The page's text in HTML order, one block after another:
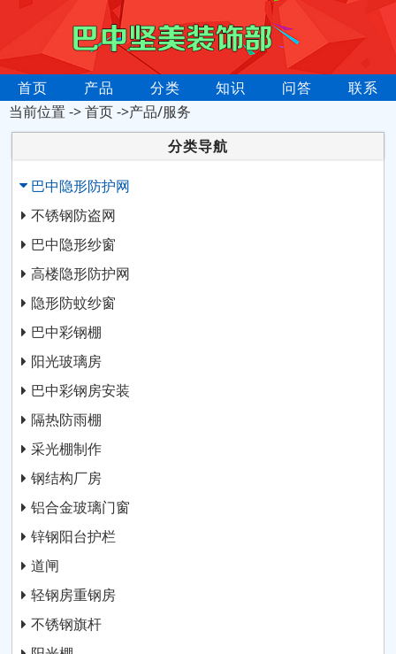
首页 产品 分类 知识 问答
联系
当前位置 ->首页->产品/服务
分类导航
巴中隐形防护网
不锈钢防盗网
巴中隐形纱窗
高楼隐形防护网
隐形防蚊纱窗
巴中彩钢棚
阳光玻璃房
巴中彩钢房安装
隔热防雨棚
采光棚制作
钢结构厂房
铝合金玻璃门窗
锌钢阳台护栏
道闸
轻钢房重钢房
不锈钢旗杆